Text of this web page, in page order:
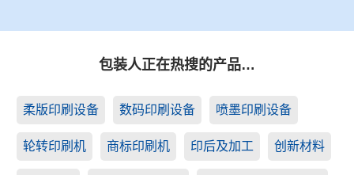
包装人正在热搜的产品…
柔版印刷设备 数码印刷设备 喷墨印刷设备
轮转印刷机 商标印刷机 印后及加工 创新材料